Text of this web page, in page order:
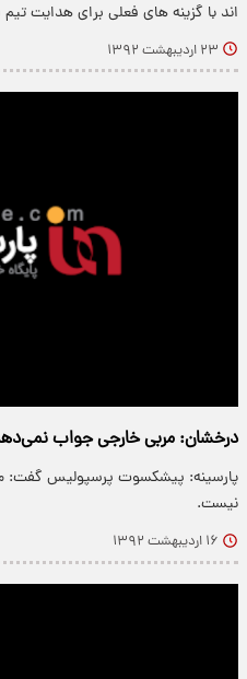
اند با گزینه های فعلی برای هدایت
۲۳ اردیبهشت ۱۳۹۲
درخشان: مربی خارجی جواب
پارسینه: پیشکسوت پرسپولیس گفت:
نیست.
۱۶ اردیبهشت ۱۳۹۲